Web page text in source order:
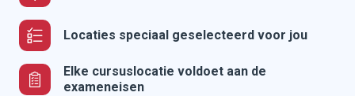
Locaties speciaal geselecteerd voor jou
Elke cursuslocatie voldoet aan de
exameneisen